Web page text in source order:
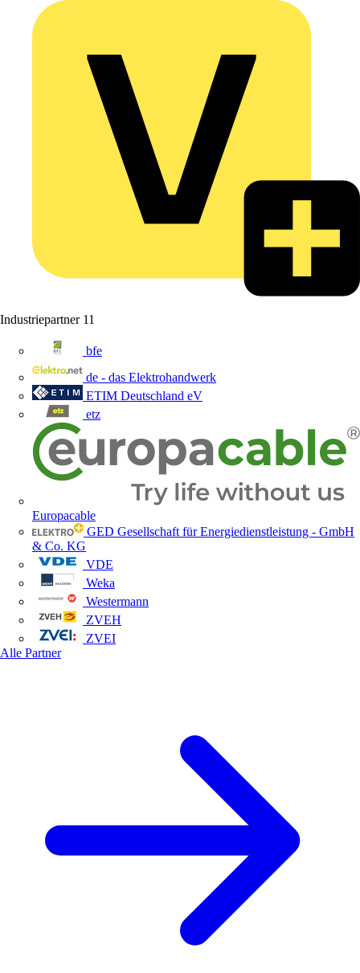
Industriepartner 11
bfe
de - das Elektrohandwerk
ETIM Deutschland eV
etz
Europacable
GED Gesellschaft für Energiedienstleistung - GmbH
& Co. KG
VDE
Weka
Westermann
ZVEH
ZVEI
Alle Partner